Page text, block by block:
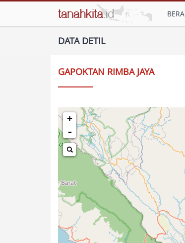
DATA DETIL
GAPOKTAN RIMBA JAYA
+
-